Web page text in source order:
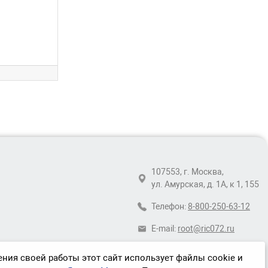
107553, г. Москва,
ул. Амурская, д. 1А, к 1, 155
Телефон: 8-800-250-63-12
E-mail: root@ric072.ru
своей работы этот сайт использует файлы cookie и